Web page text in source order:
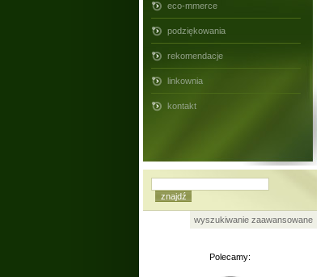
eco-mmerce
podziękowania
rekomendacje
linkownia
kontakt
wyszukiwanie zaawansowane
Polecamy: